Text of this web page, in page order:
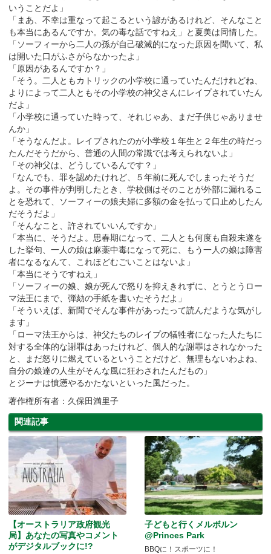
いうことだよ」
「まあ、不幸は重なって起こるという諺があるけれど、そんなこと
も本当にあるんですか。気の毒な話ですねえ」と夏美は同情した。
「ソーフィーから二人の孫が自己破滅的になった原因を聞いて、私
は開いた口がふさがらなかったよ」
「原因があるんですか？」
「そう。二人ともカトリックの小学校に通っていたんだけれどね、
よりによって二人ともその小学校の神父さんにレイプされていたん
だよ」
「小学校に通っていた時って、それじゃあ、まだ子供じゃありませ
んか」
「そうなんだよ。レイプされたのが小学校１年生と２年生の時だっ
たんだそうだから、普通の人間の常識では考えられないよ」
「その神父は、どうしているんです？」
「なんでも、罪を認めたけれど、５年前に死んでしまったそうだ
よ。その事件が判明したとき、学校側はそのことが外部に漏れるこ
とを恐れて、ソーフィーの娘夫婦に多額の金を払って口止めしたん
だそうだよ」
「そんなこと、許されていいんですか」
「本当に、そうだよ。思春期になって、二人とも何度も自殺未遂を
した挙句、一人の娘は麻薬中毒になって死に、もう一人の娘は障害
者になるなんて、これほどむごいことはないよ」
「本当にそうですねえ」
「ソーフィーの娘、娘が死んで怒りを抑えきれずに、とうとうロー
マ法王にまで、弾劾の手紙を書いたそうだよ」
「そういえば、新聞でそんな事件があったって読んだような気がし
ます」
「ローマ法王からは、神父たちのレイプの犠牲者になった人たちに
対する全体的な謝罪はあったけれど、個人的な謝罪はされなかった
と、まだ怒りに燃えているということだけど、無理もないわよね、
自分の娘達の人生がそんな風に狂わされたんだもの」
とジーナは憤懣やるかたないといった風だった。
著作権所有者：久保田満里子
関連記事
【オーストラリア政府観光
局】あなたの写真やコメント
がデジタルブックに!?
子どもと行くメルボルン
@Princes Park
BBQに！スポーツに！